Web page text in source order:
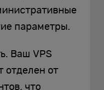
параметры.
Ваш VPS
отделен от
что